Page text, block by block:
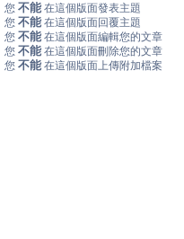
您 不能 在這個版面發表主題
您 不能 在這個版面回覆主題
您 不能 在這個版面編輯您的文章
您 不能 在這個版面刪除您的文章
您 不能 在這個版面上傳附加檔案